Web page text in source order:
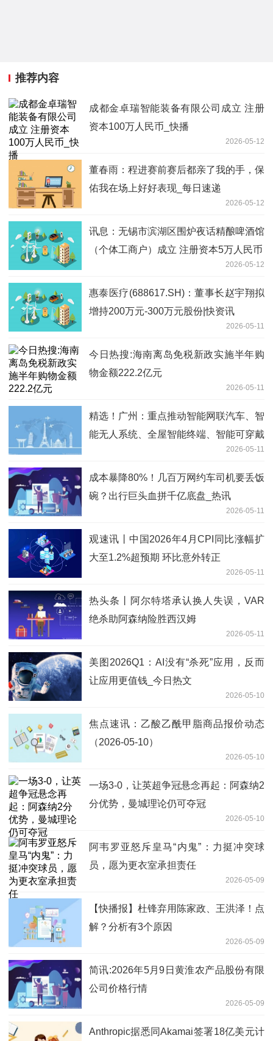
推荐内容
成都金卓瑞智能装备有限公司成立 注册
资本100万人民币_快播
2026-05-12
董春雨：程进赛前赛后都亲了我的手，保
佑我在场上好好表现_每日速递
2026-05-12
讯息：无锡市滨湖区围炉夜话精酿啤酒馆
（个体工商户）成立 注册资本5万人民币
2026-05-12
惠泰医疗(688617.SH)：董事长赵宇翔拟
增持200万元-300万元股份|快资讯
2026-05-11
今日热搜:海南离岛免税新政实施半年购
物金额222.2亿元
2026-05-11
精选！广州：重点推动智能网联汽车、智
能无人系统、全屋智能终端、智能可穿戴
设备、工业智能终端、脑机接口等智能硬
件产品的研发推广
2026-05-11
成本暴降80%！几百万网约车司机要丢饭
碗？出行巨头血拼千亿底盘_热讯
2026-05-11
观速讯丨中国2026年4月CPI同比涨幅扩
大至1.2%超预期 环比意外转正
2026-05-11
热头条丨阿尔特塔承认换人失误，VAR
绝杀助阿森纳险胜西汉姆
2026-05-11
美图2026Q1：AI没有“杀死”应用，反而
让应用更值钱_今日热文
2026-05-10
焦点速讯：乙酸乙酰甲脂商品报价动态
（2026-05-10）
2026-05-10
一场3-0，让英超争冠悬念再起：阿森纳2
分优势，曼城理论仍可夺冠
2026-05-10
阿韦罗亚怒斥皇马“内鬼”：力挺冲突球
员，愿为更衣室承担责任
2026-05-09
【快播报】杜锋弃用陈家政、王洪泽！点
解？分析有3个原因
2026-05-09
简讯:2026年5月9日黄淮农产品股份有限
公司价格行情
2026-05-09
Anthropic据悉同Akamai签署18亿美元计